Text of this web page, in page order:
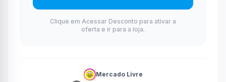
Clique em Acessar Desconto para ativar a
oferta e ir para a loja.
Mercado Livre